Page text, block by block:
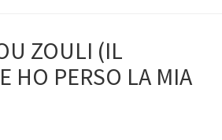
ZOULI (IL
HO PERSO LA MIA